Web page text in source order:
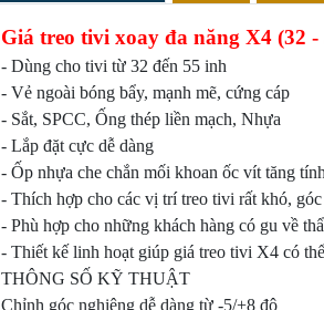
Giá treo tivi xoay đa năng X4 (32 -
- Dùng cho tivi từ 32 đến 55 inh
- Vẻ ngoài bóng bẩy, mạnh mẽ, cứng cáp
- Sắt, SPCC, Ống thép liền mạch, Nhựa
- Lắp đặt cực dễ dàng
- Ốp nhựa che chắn mối khoan ốc vít tăng
- Thích hợp cho các vị trí treo tivi rất khó,
- Phù hợp cho những khách hàng có gu về
- Thiết kế linh hoạt giúp giá treo tivi X4 có
THÔNG SỐ KỸ THUẬT
Chỉnh góc nghiêng dễ dàng từ -5/+8 độ